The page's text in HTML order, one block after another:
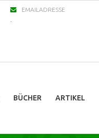
EMAILADRESSE
.
BÜCHER ARTIKEL